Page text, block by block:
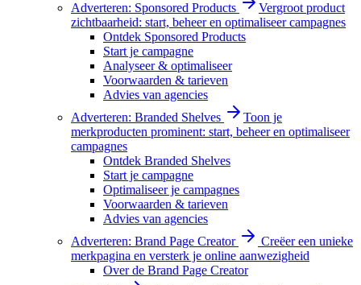
Adverteren: Sponsored Products
Vergroot product
zichtbaarheid: start, beheer en optimaliseer campagnes
Ontdek Sponsored Products
Start je campagne
Analyseer & optimaliseer
Voorwaarden & tarieven
Advies van agencies
Adverteren: Branded Shelves
Toon je
merkproducten prominent: start, beheer en optimaliseer
campagnes
Ontdek Branded Shelves
Start je campagne
Optimaliseer je campagnes
Voorwaarden & tarieven
Advies van agencies
Adverteren: Brand Page Creator
Creëer een unieke
merkpagina en versterk je online aanwezigheid
Over de Brand Page Creator